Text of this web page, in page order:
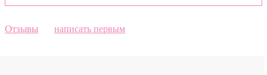
Отзывы написать первым